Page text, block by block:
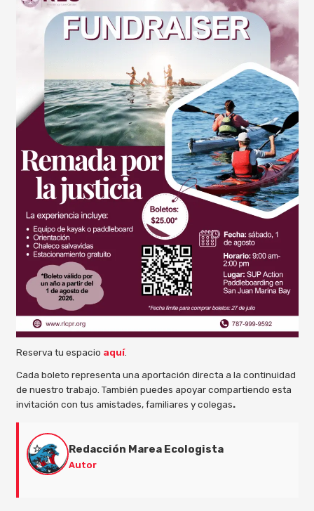
Reserva tu espacio aquí.
Cada boleto representa una aportación directa a la continuidad
de nuestro trabajo. También puedes apoyar compartiendo esta
invitación con tus amistades, familiares y colegas.
Redacción Marea Ecologista
Autor